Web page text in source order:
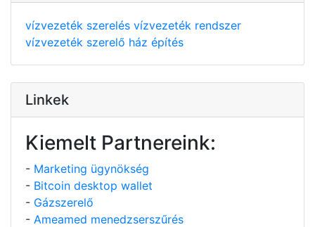
vízvezeték szerelés vízvezeték rendszer
vízvezeték szerelő ház építés
Linkek
Kiemelt Partnereink:
- Marketing ügynökség
- Bitcoin desktop wallet
- Gázszerelő
- Ameamed menedzserszűrés